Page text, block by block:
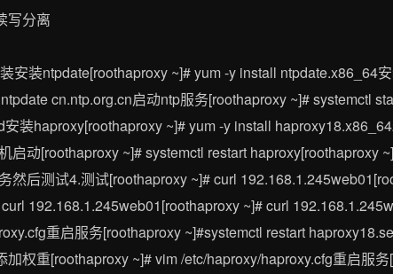
安装ntpdate[roothaproxy ~]# yum -y install ntpdate.x86_64
cn.ntp.org.cn启动ntp服务[roothaproxy ~]# systemctl
装haproxy[roothaproxy ~]# yum -y install
启动[roothaproxy ~]# systemctl restart haproxy[roothaproxy
然后测试4.测试[roothaproxy ~]# curl
192.168.1.245web01[roothaproxy ~]# curl
重启服务[roothaproxy ~]#systemctl restart
权重[roothaproxy ~]# vim /etc/haproxy/haproxy.cfg重启服